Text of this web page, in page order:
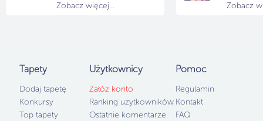
Zobacz więcej... Zobacz
Tapety
Dodaj tapetę
Konkursy
Top tapety
Użytkownicy
Załóż konto
Ranking użytkowników
Ostatnie komentarze
Pomoc
Regulamin
Kontakt
FAQ